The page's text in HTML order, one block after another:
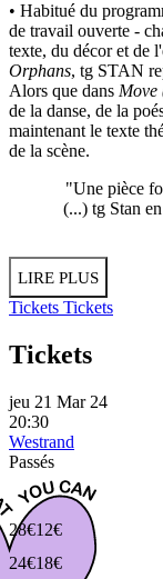
• Habitué du
de travail ouverte -
texte, du décor et de
Orphans, tg STAN
Alors que dans Move
de la danse, de la
maintenant le texte
de la scène.
"Une pièce
(...) tg Stan
LIRE PLUS
Tickets Tickets
Tickets
jeu 21 Mar 24
20:30
Westrand
Passés
28€
24€18€
12€